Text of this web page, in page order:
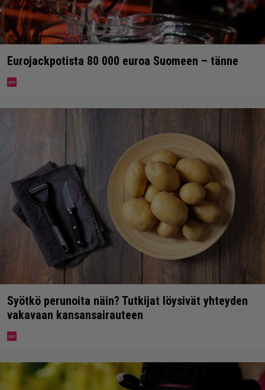
Eurojackpotista 80 000 euroa Suomeen – tänne
Syötkö perunoita näin? Tutkijat löysivät yhteyden
vakavaan kansansairauteen